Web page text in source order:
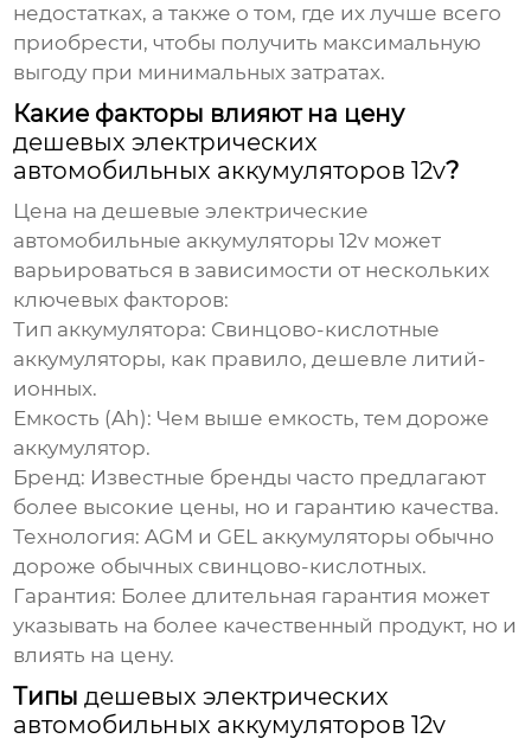
недостатках, а также о том, где их лучше всего
приобрести, чтобы получить максимальную
выгоду при минимальных затратах.
Какие факторы влияют на цену
дешевых электрических
автомобильных аккумуляторов 12v?
Цена надешевые электрические
автомобильные аккумуляторы 12v может
варьироваться в зависимости от нескольких
ключевых факторов:
Тип аккумулятора: Свинцово-кислотные
аккумуляторы, как правило, дешевле литий-
ионных.
Емкость (Ah): Чем выше емкость, тем дороже
аккумулятор.
Бренд: Известные бренды часто предлагают
более высокие цены, но и гарантию качества.
Технология: AGM и GEL аккумуляторы обычно
дороже обычных свинцово-кислотных.
Гарантия: Более длительная гарантия может
указывать на более качественный продукт, но и
влиять на цену.
Типыдешевых электрических
автомобильных аккумуляторов 12v